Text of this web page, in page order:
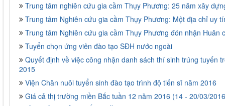
Trung tâm nghiên cứu gia cầm Thụy Phương: 25 năm xây
Trung tâm Nghiên cứu gia cầm Thụy Phương: Một địa chỉ uy
Trung tâm Nghiên cứu gia cầm Thụy Phương đón nhận Huân
Tuyển chọn ứng viên đào tạo SĐH nước ngoài
Quyết định về việc công nhận danh sách thí sinh trúng tuyến
2015
Viện Chăn nuôi tuyển sinh đào tạo trình độ tiến sĩ năm 2016
Giá cả thị trường miền Bắc tuần 12 năm 2016 (14 - 20/03/